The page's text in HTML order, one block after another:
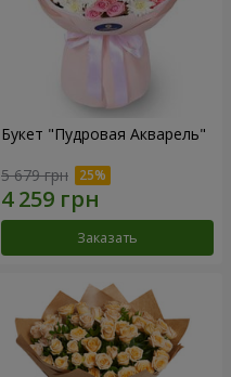
Букет "Пудровая Акварель"
5 679 грн
Заказать